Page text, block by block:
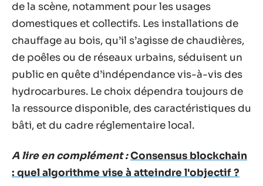
de la scène, notamment pour les usages
domestiques et collectifs. Les installations de
chauffage au bois, qu’il s’agisse de chaudières,
de poêles ou de réseaux urbains, séduisent un
public en quête d’indépendance vis-à-vis des
hydrocarbures. Le choix dépendra toujours de
la ressource disponible, des caractéristiques du
bâti, et du cadre réglementaire local.
A lire en complément :Consensus blockchain
: quel algorithme vise à atteindre l'objectif ?